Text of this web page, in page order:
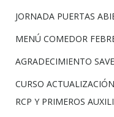
JORNADA PUERTAS
MENÚ COMEDOR
AGRADECIMIENTO
CURSO
RCP Y PRIMEROS